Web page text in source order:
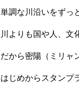
単調な川沿いをずっ
川よりも国や人、文
だから密陽（ミリャ
はじめからスタンプ